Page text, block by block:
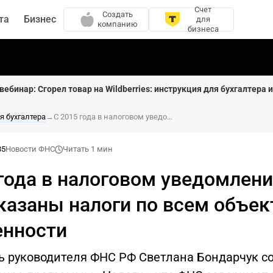
Бизнес
Создать
компанию
Счет
для
бизнеса
Сгорел товар на Wildberries: инструкция для бухгалтера
бухгалтера→ С 2015 года в налоговом уведомлении будут указаны налоги по всем объектам собственности
Новости ФНС Читать 1 мин
в налоговом
налоги по всем
руководителя ФНС РФ Светлана Бондарчук